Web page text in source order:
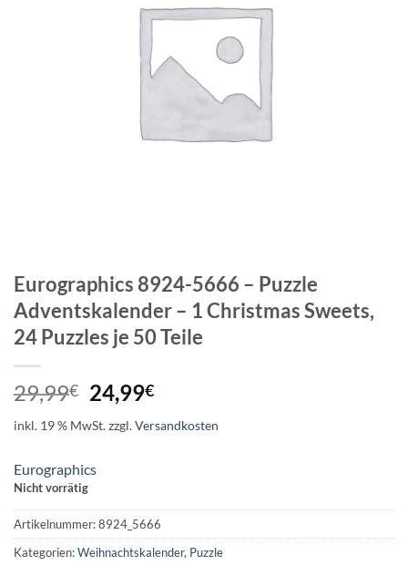
Eurographics 8924-5666 – Puzzle
Adventskalender – 1 Christmas Sweets,
24 Puzzles je 50 Teile
29,99€ Ursprünglicher
Preis
war:
24,99€Aktueller
ist:
inkl. 19 % MwSt.zzgl.Versandkosten
Eurographics
Nicht vorrätig
Artikelnummer:8924_5666
Kategorien:Weihnachtskalender, Puzzle